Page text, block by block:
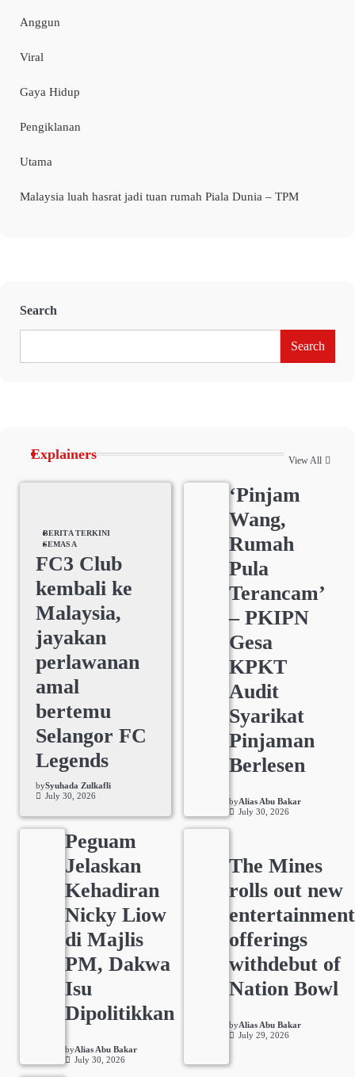
Anggun
Viral
Gaya Hidup
Pengiklanan
Utama
Malaysia luah hasrat jadi tuan rumah Piala Dunia – TPM
Search
Search
Explainers View All
BERITA TERKINI
SEMASA
FC3 Club
kembali ke
Malaysia,
jayakan
perlawanan
amal
bertemu
Selangor FC
Legends
bySyuhada Zulkafli
July 30, 2026
‘Pinjam
Wang,
Rumah
Pula
Terancam’
– PKIPN
Gesa
KPKT
Audit
Syarikat
Pinjaman
Berlesen
byAlias Abu Bakar
July 30, 2026
Peguam
Jelaskan
Kehadiran
Nicky Liow
di Majlis
PM, Dakwa
Isu
Dipolitikkan
byAlias Abu Bakar
July 30, 2026
The Mines
rolls out new
entertainment
offerings
withdebut of
Nation Bowl
byAlias Abu Bakar
July 29, 2026